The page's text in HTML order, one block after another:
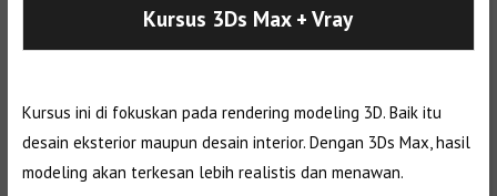
Kursus 3Ds Max + Vray
Kursus ini di fokuskan pada rendering modeling 3D. Baik itu
desain eksterior maupun desain interior. Dengan 3Ds Max, hasil
modeling akan terkesan lebih realistis dan menawan.